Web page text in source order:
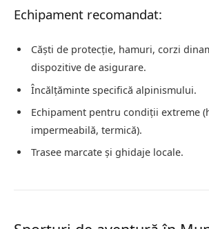
Echipament recomandat:
Căști de protecție, hamuri, corzi
dispozitive de asigurare.
Încălțăminte specifică alpinismului.
Echipament pentru condiții extreme
impermeabilă, termică).
Trasee marcate și ghidaje locale.